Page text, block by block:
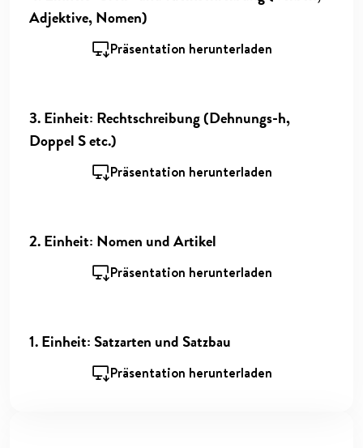
Adjektive, Nomen)
Präsentation herunterladen
3. Einheit: Rechtschreibung (Dehnungs-h,
Doppel S etc.)
Präsentation herunterladen
2. Einheit: Nomen und Artikel
Präsentation herunterladen
1. Einheit: Satzarten und Satzbau
Präsentation herunterladen